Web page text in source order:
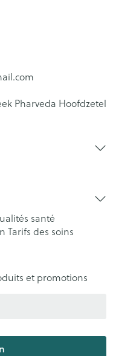
Pharveda Hoofdzetel
santé
Tarifs des soins
et promotions